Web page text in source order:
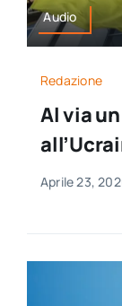
Audio
Redazione
Al via
Aprile 23,